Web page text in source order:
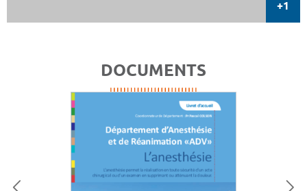
DOCUMENTS